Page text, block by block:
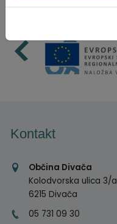
Kontakt
Občina Divača
Kolodvorska ulica 3/a
6215 Divača
05 731 09 30